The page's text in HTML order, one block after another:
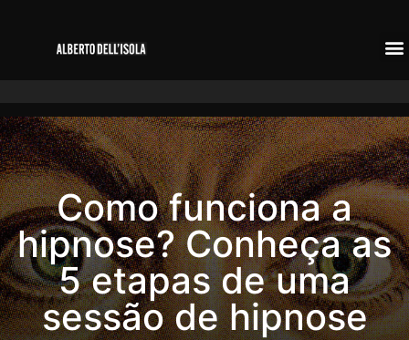
Como funciona a
hipnose? Conheça as
5 etapas de uma
sessão de hipnose